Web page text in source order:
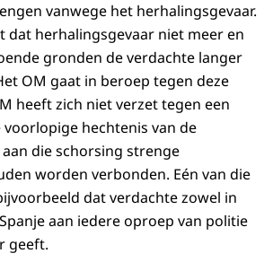
vanwege het herhalingsgevaar.
dat herhalingsgevaar niet meer en
gronden de verdachte langer
OM gaat in beroep tegen deze
heeft zich niet verzet tegen een
hechtenis van de
die schorsing strenge
worden verbonden. Eén van die
dat verdachte zowel in
aan iedere oproep van politie
geeft.